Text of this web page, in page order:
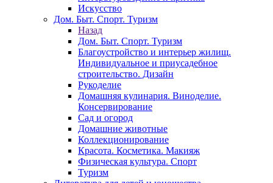
Искусство
Дом. Быт. Спорт. Туризм
Назад
Дом. Быт. Спорт. Туризм
Благоустройство и интерьер жилищ.
Индивидуальное и приусадебное
строительство. Дизайн
Рукоделие
Домашняя кулинария. Виноделие.
Консервирование
Сад и огород
Домашние животные
Коллекционирование
Красота. Косметика. Макияж
Физическая культура. Спорт
Туризм